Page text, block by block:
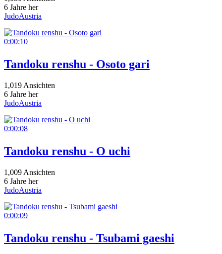
6 Jahre her
JudoAustria
0:00:10
Tandoku renshu - Osoto gari
1,019 Ansichten
6 Jahre her
JudoAustria
0:00:08
Tandoku renshu - O uchi
1,009 Ansichten
6 Jahre her
JudoAustria
0:00:09
Tandoku renshu - Tsubami gaeshi